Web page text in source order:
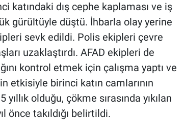
katındaki dış cephe kaplaması ve iş
gürültüyle düştü. İhbarla olay yerine
sevk edildi. Polis ekipleri çevre
uzaklaştırdı. AFAD ekipleri de
kontrol etmek için çalışma yaptı ve
etkisiyle birinci katın camlarının
olduğu, çökme sırasında yıkılan
önce takıldığı belirtildi.